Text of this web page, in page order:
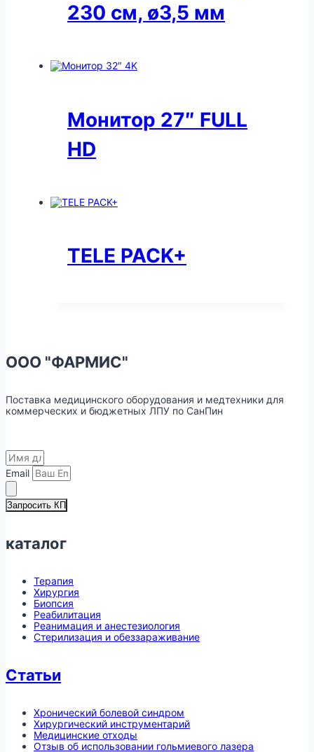
230 см, ø3,5 мм
Монитор 27″ FULL
HD
TELE PACK+
ООО "ФАРМИС"
Поставка медицинского оборудования и медтехники для
коммерческих и бюджетных ЛПУ по СанПин
Email
Запросить КП
каталог
Терапия
Хирургия
Биопсия
Реабилитация
Реанимация и анестезиология
Стерилизация и обеззараживание
Статьи
Хронический болевой синдром
Хирургический инструментарий
Медицинские отходы
Отзыв об использовании гольмиевого лазера